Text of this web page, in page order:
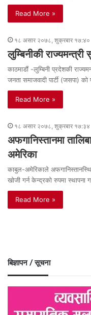
Read More »
१८ असार २०७८, शुक्रबार १७:४०
लुम्बिनीकी राज्यमन्त्री
काठमाडौं -लुम्बिनी प्रदेशकी
जनता समाजवादी पार्टी (जसपा)
Read More »
१८ असार २०७८, शुक्रबार १७:३४
अफगानिस्तानमा
अमेरिका
काबुल-अमेरिकाले
खोजी गर्न केन्द्रको रुपमा
Read More »
बिज्ञापन / सूचना